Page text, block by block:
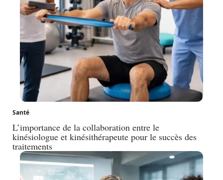
Santé
L’importance de la collaboration entre le
kinésiologue et kinésithérapeute pour le succès des
traitements